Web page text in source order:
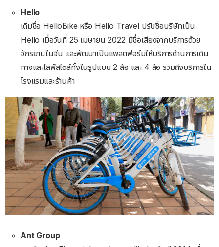
โรงแรมและร้านค้า
Ant Group
เดิมคือ Ant Financial แยกตัวจาก Alibaba ในปี 2014 เพื่อ
ดูแลธุรกิจด้านการเงินและการชำระเงินของ Taobao โดยเปลี่ยน
ชื่อเป็น Ant Group ในปี 2020 มีมูลค่าประเมินในปี 2021 สูง
ยูนิคอร์นอันดับ 2 ของโลกในขณะนั้น